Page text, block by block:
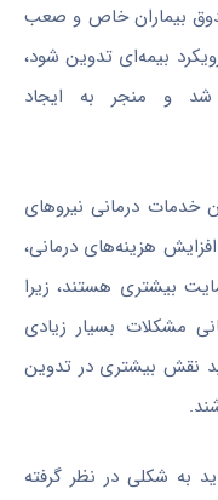
بیماران خاص و صعب
بیمه‌ای تدوین شود،
و منجر به ایجاد
خدمات درمانی نیروهای
هزینه‌های درمانی،
بیشتری هستند، زیرا
مشکلات بسیار زیادی
نقش بیشتری در تدوین
به شکلی در نظر گرفته